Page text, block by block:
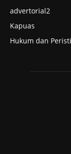
advertorial2
Kapuas
Hukum dan